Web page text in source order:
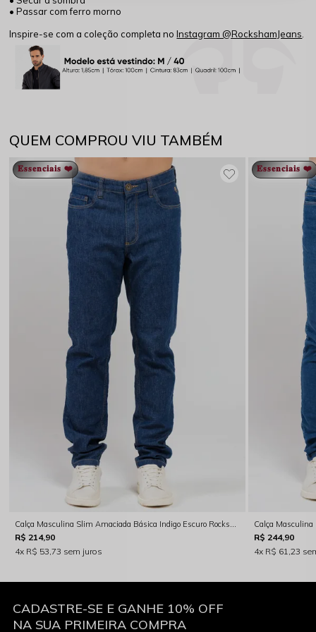
• Passar com ferro morno
Inspire-se com a coleção completa noInstagram @RockshamJeans
QUEM COMPROU VIU TAMBÉM
𝐄𝐬𝐬𝐞𝐧𝐜𝐢𝐚𝐢𝐬 ❤️
Calça Masculina Slim Amaciada Básica Indigo Escuro Rocksham - RS00117
R$ 214,90
4x R$ 53,73 sem juros
𝐄𝐬𝐬𝐞𝐧𝐜𝐢𝐚𝐢𝐬 ❤️
R$ 244,90
4x R$ 61,23
CADASTRE-SE E GANHE 10% OFF
NA SUA PRIMEIRA COMPRA